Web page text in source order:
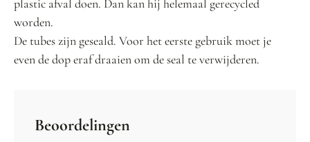
plastic afval doen. Dan kan hij helemaal gerecycled
worden.
De tubes zijn geseald. Voor het eerste gebruik moet je
even de dop eraf draaien om de seal te verwijderen.
Beoordelingen